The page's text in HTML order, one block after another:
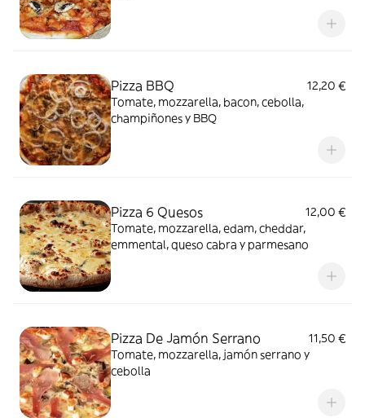
Pizza BBQ
12,20 €
Tomate, mozzarella, bacon, cebolla,
champiñones y BBQ
Pizza 6 Quesos
12,00 €
Tomate, mozzarella, edam, cheddar,
emmental, queso cabra y parmesano
Pizza De Jamón Serrano
11,50 €
Tomate, mozzarella, jamón serrano y
cebolla